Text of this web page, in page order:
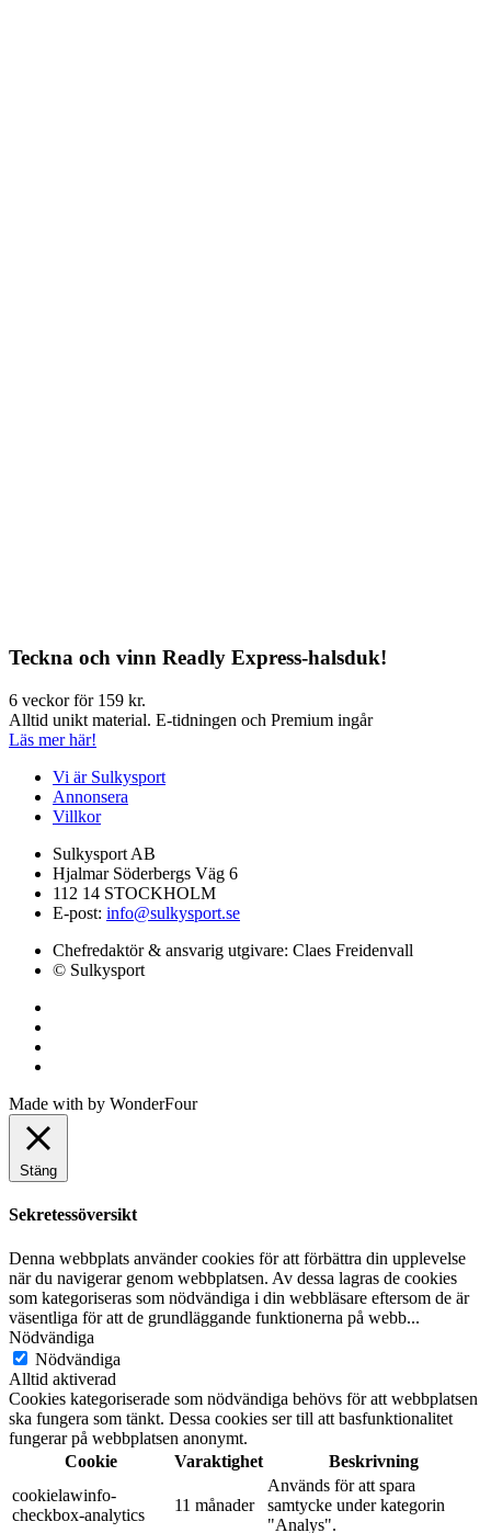
Teckna och vinn Readly Express-halsduk!
6 veckor för 159 kr.
Alltid unikt material. E-tidningen och Premium ingår
Läs mer här!
Vi är Sulkysport
Annonsera
Villkor
Sulkysport AB
Hjalmar Söderbergs Väg 6
112 14 STOCKHOLM
E-post: info@sulkysport.se
Chefredaktör & ansvarig utgivare: Claes Freidenvall
© Sulkysport
Made with by WonderFour
Stäng
Sekretessöversikt
Denna webbplats använder cookies för att förbättra din upplevelse
när du navigerar genom webbplatsen. Av dessa lagras de cookies
som kategoriseras som nödvändiga i din webbläsare eftersom de är
väsentliga för att de grundläggande funktionerna på webb...
Nödvändiga
Nödvändiga
Alltid aktiverad
Cookies kategoriserade som nödvändiga behövs för att webbplatsen
ska fungera som tänkt. Dessa cookies ser till att basfunktionalitet
fungerar på webbplatsen anonymt.
Cookie
Varaktighet
Beskrivning
cookielawinfo-
checkbox-analytics
11 månader
Används för att spara
samtycke under kategorin
"Analys".